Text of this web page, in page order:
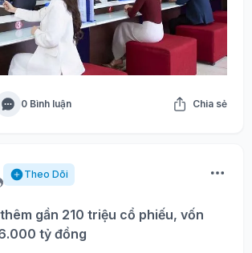
0 Bình luận Chia sẻ
Theo Dõi
gần 210 triệu cổ phiếu, vốn
tỷ đồng